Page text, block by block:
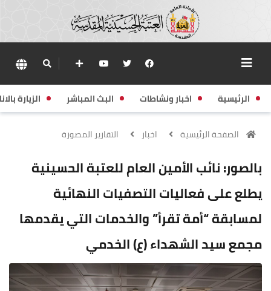
الرئيسية اخبار ونشاطات البث المباشر الزيارة
الصفحة الرئيسية اخبار التقارير المصورة
بالصور: نائب الأمين العام للعتبة الحسينية
يطلع على فعاليات التصفيات النهائية
لمسابقة “أمة تقرأ” والخدمات التي يقدمها
مجمع سيد الشهداء (ع) الخدمي